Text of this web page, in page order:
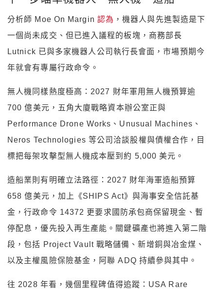
分析師 Moe On Margin 認為 ，機器人與先進製造是下
一個尚未成交、但已進入議程的板塊，商務部長
Lutnick 已與多家機器人公司執行長會面，市場預期今
年就會有專屬行政命令。
無人機同樣熱度極高：2027 財年軍用無人機預算逾
700 億美元，五角大廈戰略資本辦公室正與
Performance Drone Works、Unusual Machines、
Neros Technologies 等公司洽談股權與債權合作，目
標把每架攻擊型無人機成本壓到約 5,000 美元。
造船業則有明確立法路徑：2027 財年海軍造船預算
658 億美元，加上《SHIPS Act》與海事安全信託基
金，行政命令 14372 更要求國防承包商保留現金、暫
停配息，優先投入再生產能。關鍵礦產也將進入第二階
段，包括 Project Vault 戰略儲備、新增銅與冶金煤、
以及主權風險保險基金，阿聯 ADQ 持續參與其中。
往 2028 年看，幾個里程碑值得追蹤：USA Rare